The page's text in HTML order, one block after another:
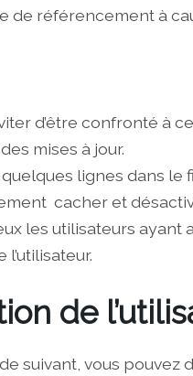
de référencement à
d’être confronté à
mises à jour.
lignes dans le
cacher et
les utilisateurs
l’utilisateur.
de
suivant, vous pouvez